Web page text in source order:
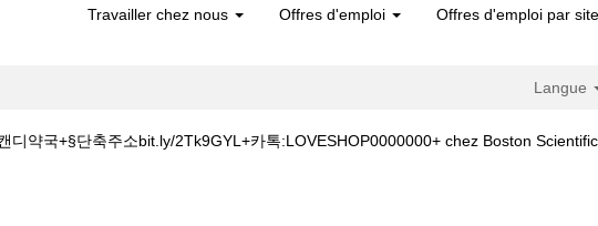
Travailler chez nous Offres d'emploi Offres d'emploi par site
Langue
디약국+§단축주소bit.ly/2Tk9GYL+카톡:LOVESHOP0000000+ chez Boston Scientific